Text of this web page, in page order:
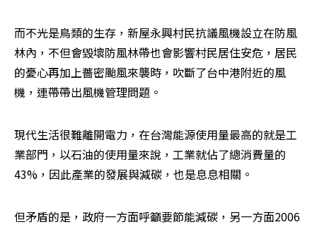
而不光是鳥類的生存，新屋永興村民抗議風機設立在防風
林內，不但會毀壞防風林帶也會影響村民居住安危，居民
的憂心再加上薔密颱風來襲時，吹斷了台中港附近的風
機，連帶帶出風機管理問題。
現代生活很難離開電力，在台灣能源使用量最高的就是工
業部門，以石油的使用量來說，工業就佔了總消費量的
43%，因此產業的發展與減碳，也是息息相關。
但矛盾的是，政府一方面呼籲要節能減碳，另一方面2006